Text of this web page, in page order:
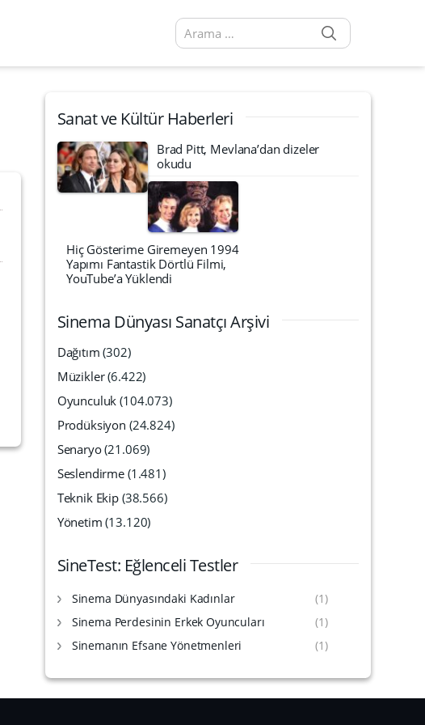
Arama sonuçları:
Sanat ve Kültür Haberleri
Brad Pitt, Mevlana’dan dizeler
okudu
Hiç Gösterime Giremeyen 1994
Yapımı Fantastik Dörtlü Filmi,
YouTube’a Yüklendi
Sinema Dünyası Sanatçı Arşivi
Dağıtım (302)
Müzikler(6.422)
Oyunculuk (104.073)
Prodüksiyon (24.824)
Senaryo(21.069)
Seslendirme (1.481)
Teknik Ekip (38.566)
Yönetim (13.120)
SineTest: Eğlenceli Testler
Sinema Dünyasındaki Kadınlar
(1)
Sinema Perdesinin Erkek Oyuncuları
(1)
Sinemanın Efsane Yönetmenleri
(1)